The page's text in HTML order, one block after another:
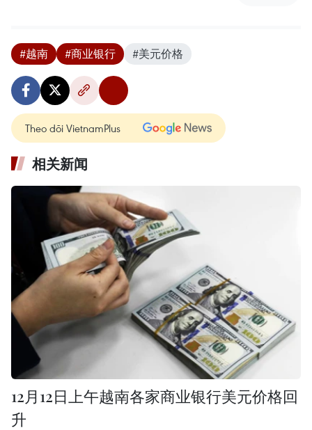
#越南 #商业银行 #美元价格
Theo dõi VietnamPlus
相关新闻
12月12日上午越南各家商业银行美元价格回
升